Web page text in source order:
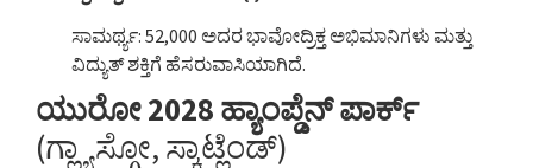
ಸಾಮರ್ಥ್ಯ: 52,000 ಅದರ ಭಾವೋದ್ರಿಕ್ತ ಅಭಿಮಾನಿಗಳು ಮತ್ತು
ವಿದ್ಯುತ್ ಶಕ್ತಿಗೆ ಹೆಸರುವಾಸಿಯಾಗಿದೆ.
ಯುರೋ 2028 ಹ್ಯಾಂಪ್ಡೆನ್ ಪಾರ್ಕ್
(ಗ್ಲ್ಯಾಸ್ಗೋ, ಸ್ಕಾಟ್ಲೆಂಡ್)